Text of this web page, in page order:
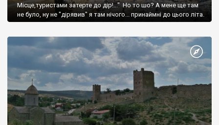
Місце,туристами затерте до дір!..." Но то шо? А мене ще там
не було, ну не "дірявив" я там нічого... принаймні до цього літа.